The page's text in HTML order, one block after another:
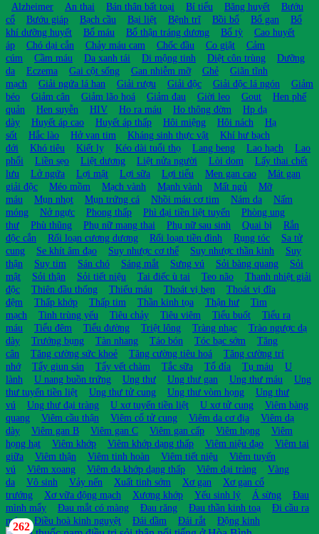
Alzheimer An thai Bán thân bất toại Bí tiểu Băng huyết
Bướu
cổ
Bướu giáp Bạch cầu Bại liệt Bệnh trĩ Bồi bổ Bổ gan
Bổ
khí dưỡng huyết
Bổ máu Bổ thận tráng dương Bổ tỳ
Cao huyết
áp
Chó dại cắn Chảy máu cam Chốc đầu Co giật
Cảm
cúm
Cầm máu Da xanh tái Di mộng tinh Diệt côn trùng
Dưỡng
da
Eczema Gai cột sống Gan nhiễm mỡ Ghẻ
Giãn tĩnh
mạch
Giải ngứa lá han Giải rượu Giải độc Giải độc lá ngón
Giảm
béo
Giảm cân Giảm lão hoá Giảm đau Giời leo Gout
Hen phế
quản
Hen suyễn HIV Ho ra máu Ho thông đờm
Hp dạ
dày
Huyết áp cao Huyết áp thấp Hôi miệng Hôi nách
Hạ
sốt
Hắc lào Hở van tim Kháng sinh thực vật
Khí hư bạch
đới
Khó tiêu Kiết lỵ Kéo dài tuổi thọ Lang beng Lao hạch
Lao
phổi
Liền sẹo Liệt dương Liệt nửa người Lòi dom
Lấy thai chết
lưu
Lở ngứa Lợi mật Lợi sữa Lợi tiểu Men gan cao
Mát gan
giải độc
Méo mồm Mạch vành Mạnh vành Mất ngủ
Mỡ
máu
Mụn nhọt Mụn trứng cá Nhồi máu cơ tim Nám da
Nấm
móng
Nở ngực Phong thấp Phì đại tiền liệt tuyến
Phòng ung
thư
Phù thũng Phụ nữ mang thai Phụ nữ sau sinh Quai bị
Rắn
độc cắn
Rối loạn cương dương Rối loạn tiền đình Rụng tóc
Sa tử
cung
Se khít âm đạo Suy nhược cơ thể Suy nhược thần kinh
Suy
thận
Suy tim Sán chó Sáng mắt Sưng vú Sỏi bàng quang
Sỏi
mật
Sỏi thận Sỏi tiết niệu Tai điếc ù tai Teo não
Thanh nhiệt giải
độc
Thiên đầu thống Thiếu máu Thoát vị bẹn
Thoát vị đĩa
đệm
Thấp khớp Thấp tim Thần kinh tọa Thận hư
Tim
mạch
Tinh trùng yếu Tiêu chảy Tiêu viêm Tiểu buốt
Tiểu ra
máu
Tiểu đêm Tiểu đường Triệt lông Tràng nhạc
Trào ngược dạ
dày
Trướng bụng Tàn nhang Táo bón Tóc bạc sớm
Tăng
cân
Tăng cường sức khoẻ Tăng cường tiêu hoá
Tăng cường trí
nhớ
Tẩy giun sán Tẩy vết chàm Tắc sữa Tổ đỉa Tụ máu
U
lành
U nang buồn trứng Ung thư Ung thư gan Ung thư máu
Ung
thư tuyến tiền liệt
Ung thư tử cung Ung thư vòm họng
Ung thư
vú
Ung thư đại tràng U xơ tuyến tiền liệt U xơ tử cung
Viêm bàng
quang
Viêm cầu thận Viêm cổ tử cung Viêm da cơ địa
Viêm dạ
dày
Viêm gan B Viêm gan C Viêm gan cấp Viêm họng
Viêm
họng hạt
Viêm khớp Viêm khớp dạng thấp Viêm niệu đạo
Viêm tai
giữa
Viêm thận Viêm tinh hoàn Viêm tiết niệu
Viêm tuyến
vú
Viêm xoang Viêm đa khớp dạng thấp Viêm đại tràng
Vàng
da
Vô sinh Vảy nến Xuất tinh sớm Xơ gan
Xơ gan cổ
trướng
Xơ vữa động mạch Xương khớp Yếu sinh lý Á sừng
Đau
mình mẩy
Đau mắt có màng Đau răng Đau thần kinh toạ
Đi cầu ra
máu
Điều hoà kinh nguyệt Đái dầm Đái rắt Động kinh
262